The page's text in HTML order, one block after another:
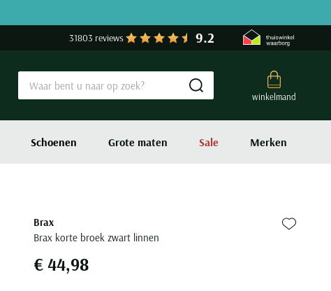
31803 reviews 9.2
winkelmand
Submit search
Schoenen Grote maten Sale Merken
Brax
Brax korte broek zwart linnen
Zet bij
€ 44,98